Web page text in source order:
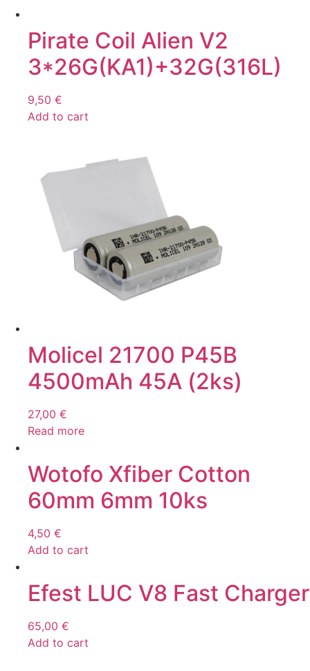
Pirate Coil Alien V2
3*26G(KA1)+32G(316L)
9,50 €
Add to cart
Molicel 21700 P45B
4500mAh 45A (2ks)
27,00 €
Read more
Wotofo Xfiber Cotton
60mm 6mm 10ks
4,50 €
Add to cart
Efest LUC V8 Fast Charger
65,00 €
Add to cart